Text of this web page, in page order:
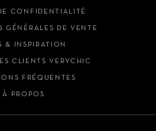
CONFIDENTIALITÉ
GÉNÉRALES DE VENTE
& INSPIRATION
CLIENTS VERYCHIC
FRÉQUENTES
À PROPOS